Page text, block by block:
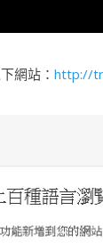
網站： http://